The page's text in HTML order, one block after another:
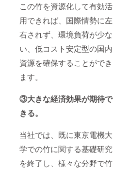
この竹を資源化して有効活
用できれば、国際情勢に左
右されず、環境負荷が少な
い、低コスト安定型の国内
資源を確保することができ
ます。
③大きな経済効果が期待で
きる。
当社では、既に東京電機大
学での竹に関する基礎研究
を終了し、様々な分野で竹